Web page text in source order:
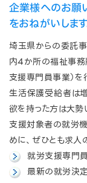
企業様へのお願
をおねがいします
埼玉県からの委託
内4か所の福祉事務
支援専門員事業）を
生活保護受給者は
欲を持った方は大勢
支援対象者の就労
めに、ぜひとも求人
就労支援専門
最新の就労決